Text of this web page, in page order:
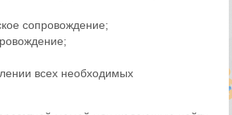
сопровождение;
всех необходимых